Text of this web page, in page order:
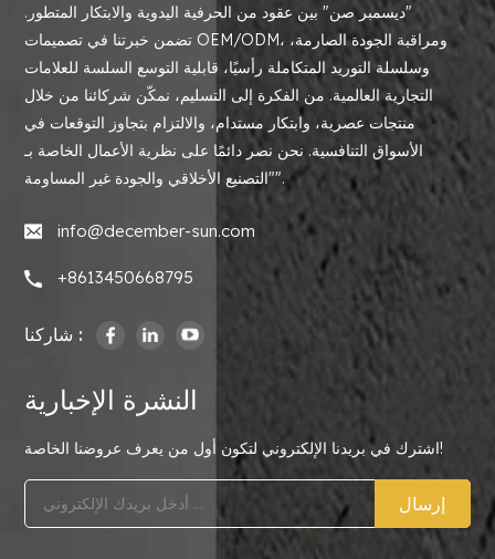
"ديسمبر صن" بين عقود من الحرفية اليدوية والابتكار المتطور.
تضمن خبرتنا في تصميمات OEM/ODM، ومراقبة الجودة الصارمة،
وسلسلة التوريد المتكاملة رأسيًا، قابلية التوسع السلسة للعلامات
التجارية العالمية. من الفكرة إلى التسليم، نمكّن شركائنا من خلال
منتجات عصرية، وابتكار مستدام، والالتزام بتجاوز التوقعات في
الأسواق التنافسية. نحن نصر دائمًا على نظرية الأعمال الخاصة بـ
"التصنيع الأخلاقي والجودة غير المساومة".
info@december-sun.com
+8613450668795
شاركنا :
النشرة الإخبارية
اشترك في بريدنا الإلكتروني لتكون أول من يعرف عروضنا الخاصة!
إرسال